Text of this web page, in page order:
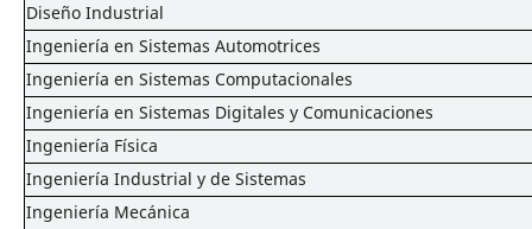
Diseño Industrial
Ingeniería en Sistemas Automotrices
Ingeniería en Sistemas Computacionales
Ingeniería en Sistemas Digitales y Comunicaciones
Ingeniería Física
Ingeniería Industrial y de Sistemas
Ingeniería Mecánica